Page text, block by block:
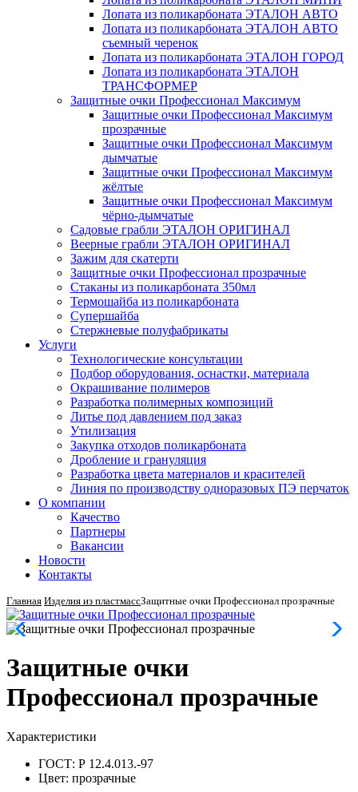
Лопата из поликарбоната ЭТАЛОН АВТО
Лопата из поликарбоната ЭТАЛОН АВТО
съемный черенок
Лопата из поликарбоната ЭТАЛОН ГОРОД
Лопата из поликарбоната ЭТАЛОН
ТРАНСФОРМЕР
Защитные очки Профессионал Максимум
Защитные очки Профессионал Максимум
прозрачные
Защитные очки Профессионал Максимум
дымчатые
Защитные очки Профессионал Максимум
жёлтые
Защитные очки Профессионал Максимум
чёрно-дымчатые
Садовые грабли ЭТАЛОН ОРИГИНАЛ
Веерные грабли ЭТАЛОН ОРИГИНАЛ
Зажим для скатерти
Защитные очки Профессионал прозрачные
Стаканы из поликарбоната 350мл
Термошайба из поликарбоната
Супершайба
Стержневые полуфабрикаты
Услуги
Технологические консультации
Подбор оборудования, оснастки, материала
Окрашивание полимеров
Разработка полимерных композиций
Литье под давлением под заказ
Утилизация
Закупка отходов поликарбоната
Дробление и грануляция
Разработка цвета материалов и красителей
Линия по производству одноразовых ПЭ перчаток
О компании
Качество
Партнеры
Вакансии
Новости
Контакты
Главная Изделия из пластмассЗащитные очки Профессионал прозрачные
Защитные очки
Профессионал прозрачные
Характеристики
ГОСТ: Р 12.4.013.-97
Цвет: прозрачные